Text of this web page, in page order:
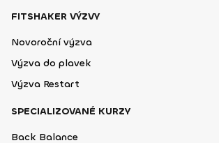
FITSHAKER VÝZVY
Novoroční výzva
Výzva do plavek
Výzva Restart
SPECIALIZOVANÉ KURZY
Back Balance